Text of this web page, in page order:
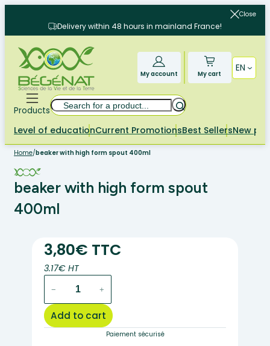
content
Close
Delivery within 48 hours in mainland France!
My account My cart
EN
Products
Search
Level of educationCurrent PromotionsBest SellersNew
Home/beaker with high form spout 400ml
beaker with high form spout
400ml
3,80€ TTC
3.17€ HT
high
form
− +
Add to cart
Paiement sécurisé